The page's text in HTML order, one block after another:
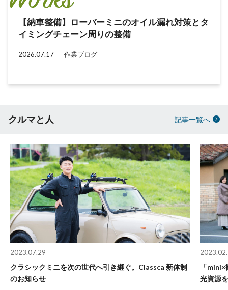
【納車整備】ローバーミニのオイル漏れ対策とタ
イミングチェーン周りの整備
2026.07.17 作業ブログ
【納車整備】ローバーミニのラジアスアームをオ
ーバーホール
2026.07.03 作業ブログ
クラシックミニを次の世代へ引き継ぐ。Classca
新体制のお知らせ
2023.07.29 クルマと人
「mini×観光」で新たな試み。乗る楽しさが、新
たな観光資源を産む可能性
2023.02.27 クルマと人
クルマと人 記事一覧へ
2023.07.29
クラシックミニを次の世代へ引き継ぐ。Classca 新体制
のお知らせ
「
光資源